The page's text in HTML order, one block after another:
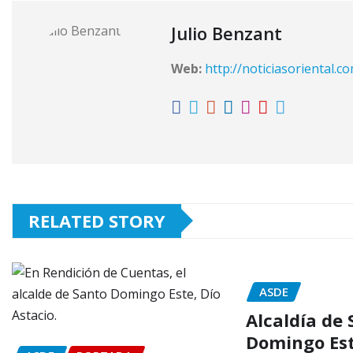
Julio Benzant
Web: http://
RELATED STORY
ASDE
Alcaldía de
Domingo